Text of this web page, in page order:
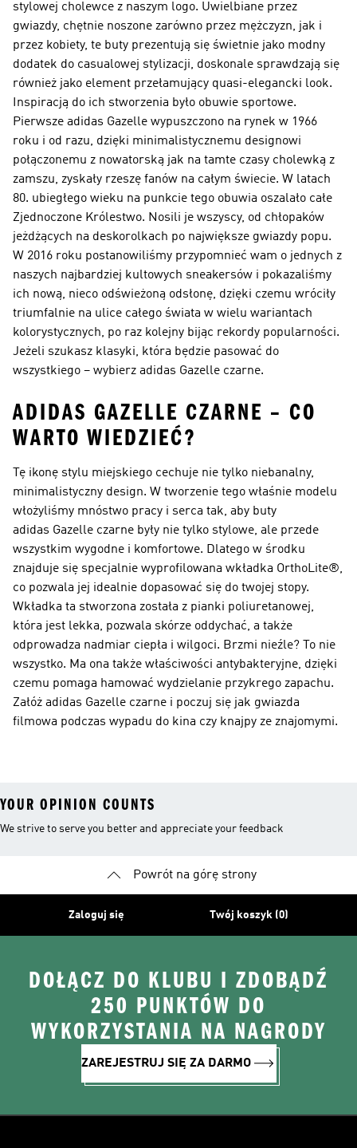
stylowej cholewce z naszym logo. Uwielbiane przez
gwiazdy, chętnie noszone zarówno przez mężczyzn, jak i
przez kobiety, te buty prezentują się świetnie jako modny
dodatek do casualowej stylizacji, doskonale sprawdzają się
również jako element przełamujący quasi-elegancki look.
Inspiracją do ich stworzenia było obuwie sportowe.
Pierwsze adidas Gazelle wypuszczono na rynek w 1966
roku i od razu, dzięki minimalistycznemu designowi
połączonemu z nowatorską jak na tamte czasy cholewką z
zamszu, zyskały rzeszę fanów na całym świecie. W latach
80. ubiegłego wieku na punkcie tego obuwia oszalało całe
Zjednoczone Królestwo. Nosili je wszyscy, od chłopaków
jeżdżących na deskorolkach po największe gwiazdy popu.
W 2016 roku postanowiliśmy przypomnieć wam o jednych z
naszych najbardziej kultowych sneakersów i pokazaliśmy
ich nową, nieco odświeżoną odsłonę, dzięki czemu wróciły
triumfalnie na ulice całego świata w wielu wariantach
kolorystycznych, po raz kolejny bijąc rekordy popularności.
Jeżeli szukasz klasyki, która będzie pasować do
wszystkiego – wybierz adidas Gazelle czarne.
ADIDAS GAZELLE CZARNE – CO
WARTO WIEDZIEĆ?
Tę ikonę stylu miejskiego cechuje nie tylko niebanalny,
minimalistyczny design. W tworzenie tego właśnie modelu
włożyliśmy mnóstwo pracy i serca tak, aby buty
adidas Gazelle czarne były nie tylko stylowe, ale przede
wszystkim wygodne i komfortowe. Dlatego w środku
znajduje się specjalnie wyprofilowana wkładka OrthoLite®,
co pozwala jej idealnie dopasować się do twojej stopy.
Wkładka ta stworzona została z pianki poliuretanowej,
która jest lekka, pozwala skórze oddychać, a także
odprowadza nadmiar ciepła i wilgoci. Brzmi nieźle? To nie
wszystko. Ma ona także właściwości antybakteryjne, dzięki
czemu pomaga hamować wydzielanie przykrego zapachu.
Załóż adidas Gazelle czarne i poczuj się jak gwiazda
filmowa podczas wypadu do kina czy knajpy ze znajomymi.
YOUR OPINION COUNTS
We strive to serve you better and appreciate your feedback
Powrót na górę strony
Zaloguj się Twój koszyk (0)
DOŁĄCZ DO KLUBU I ZDOBĄDŹ
250 PUNKTÓW DO
WYKORZYSTANIA NA NAGRODY
ZAREJESTRUJ SIĘ ZA DARMO